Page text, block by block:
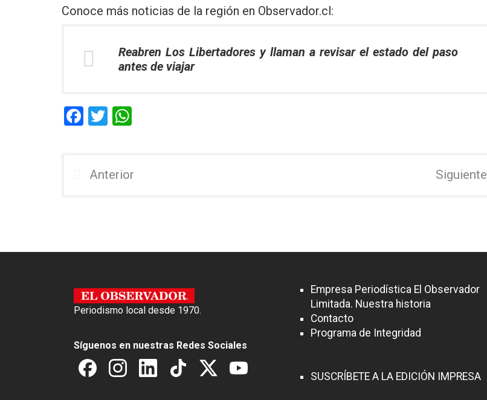
Conoce más noticias de la región en Observador.cl:
Reabren Los Libertadores y llaman a revisar el estado del paso
antes de viajar
F
b
T
er s
Anterior Siguiente
Periodismo local desde 1970.
Síguenos en nuestras Redes Sociales
Empresa Periodística El Observador
Limitada. Nuestra historia
Contacto
Programa de Integridad
SUSCRÍBETE A LA EDICIÓN IMPRESA